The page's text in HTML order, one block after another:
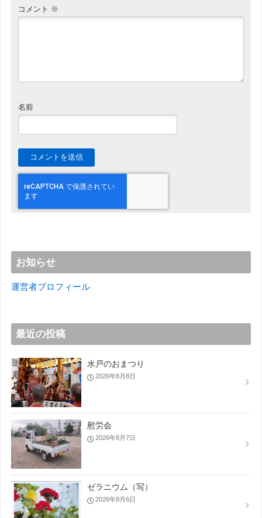
コメント ※
名前
お知らせ
運営者プロフィール
最近の投稿
水戸のおまつり
2026年8月8日
慰労会
2026年8月7日
ゼラニウム（写）
2026年8月6日